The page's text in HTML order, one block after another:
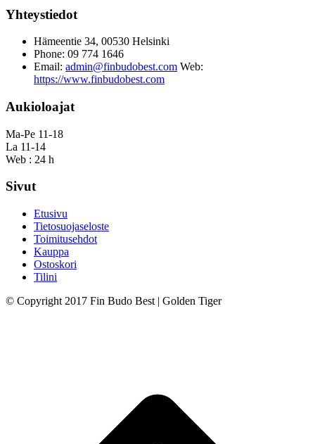
Yhteystiedot
Hämeentie 34, 00530 Helsinki
Phone: 09 774 1646
Email: admin@finbudobest.com Web:
https://www.finbudobest.com
Aukioloajat
Ma-Pe 11-18
La 11-14
Web : 24 h
Sivut
Etusivu
Tietosuojaseloste
Toimitusehdot
Kauppa
Ostoskori
Tilini
© Copyright 2017 Fin Budo Best | Golden Tiger